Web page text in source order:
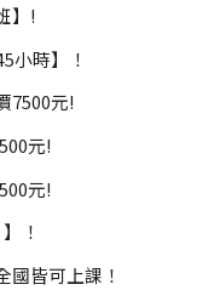
】!
小時】！
7500元!
元!
元!
！
皆可上課！